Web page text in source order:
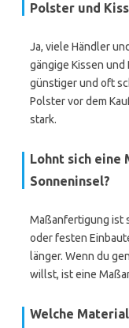
Polster und
Ja, viele Händler
gängige Kissen und
günstiger und oft
Polster vor dem
stark.
Lohnt sich eine
Sonneninsel?
Maßanfertigung ist
oder festen
länger. Wenn du
willst, ist eine
Welche